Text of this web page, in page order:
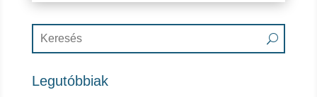
Legutóbbiak